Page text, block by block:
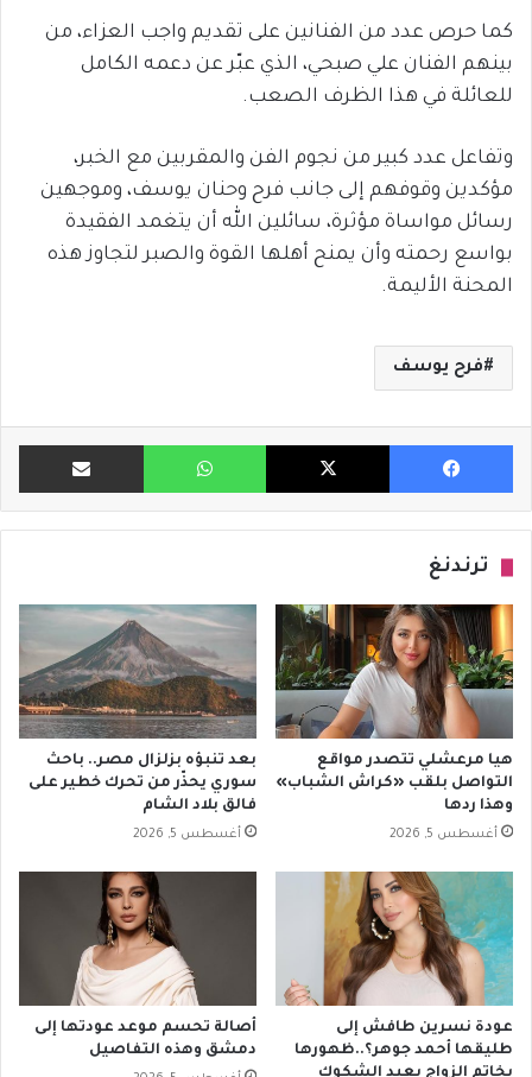
كما حرص عدد من الفنانين على تقديم واجب العزاء، من
بينهم الفنان علي صبحي، الذي عبّر عن دعمه الكامل
للعائلة في هذا الظرف الصعب.
وتفاعل عدد كبير من نجوم الفن والمقربين مع الخبر،
مؤكدين وقوفهم إلى جانب فرح وحنان يوسف، وموجهين
رسائل مواساة مؤثرة، سائلين الله أن يتغمد الفقيدة
بواسع رحمته وأن يمنح أهلها القوة والصبر لتجاوز هذه
المحنة الأليمة.
فرح يوسف
فيسبوك X واتساب مشاركة
ترندنغ
هيا مرعشلي تتصدر مواقع
التواصل بلقب «كراش الشباب»
وهذا ردها
أغسطس 5, 2026
بعد تنبؤه بزلزال مصر.. باحث
سوري يحذّر من تحرك خطير على
فالق بلاد الشام
أغسطس 5, 2026
عودة نسرين طافش إلى
طليقها أحمد جوهر؟..ظهورها
بخاتم الزواج يعيد الشكوك
أصالة تحسم موعد عودتها إلى
دمشق وهذه التفاصيل